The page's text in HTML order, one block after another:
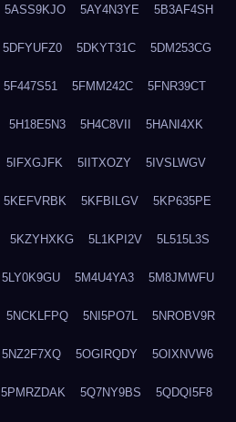
5ASS9KJO 5AY4N3YE 5B3AF4SH
5DFYUFZ0 5DKYT31C 5DM253CG
5F447S51 5FMM242C 5FNR39CT
5H18E5N3 5H4C8VII 5HANI4XK
5IFXGJFK 5IITXOZY 5IVSLWGV
5KEFVRBK 5KFBILGV 5KP635PE
5KZYHXKG 5L1KPI2V 5L515L3S
5LY0K9GU 5M4U4YA3 5M8JMWFU
5NCKLFPQ 5NI5PO7L 5NROBV9R
5NZ2F7XQ 5OGIRQDY 5OIXNVW6
5PMRZDAK 5Q7NY9BS 5QDQI5F8